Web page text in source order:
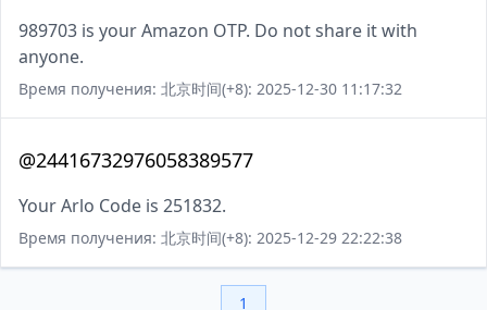
989703 is your Amazon OTP. Do not share it with
anyone.
Время получения: 北京时间(+8): 2025-12-30 11:17:32
@24416732976058389577
Your Arlo Code is 251832.
Время получения: 北京时间(+8): 2025-12-29 22:22:38
1